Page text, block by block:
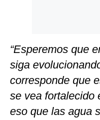
“Esperemos que
siga
corresponde que
se vea fortalecido
eso que las agua